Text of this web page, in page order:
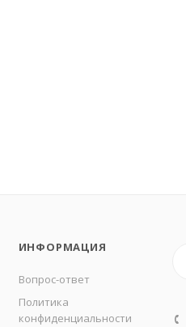
ИНФОРМАЦИЯ
Вопрос-ответ
Политика
конфиденциальности